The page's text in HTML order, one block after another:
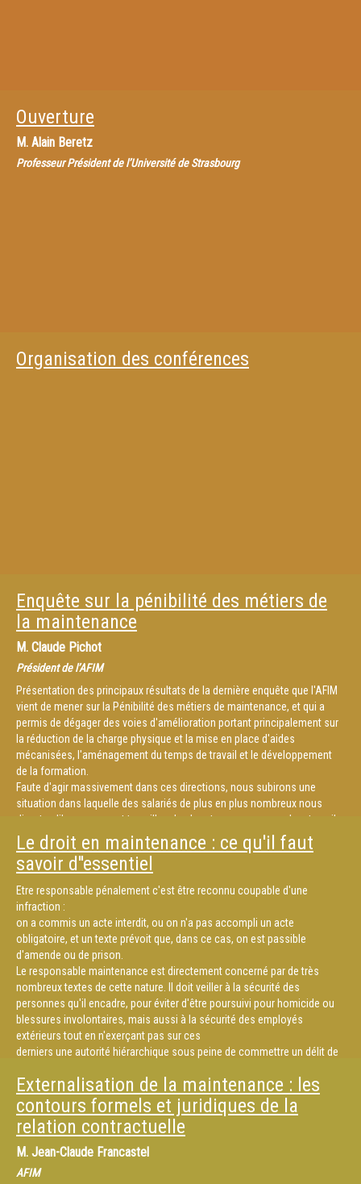
Ouverture
M. Alain Beretz
Professeur Président de l’Université de Strasbourg
Organisation des conférences
Enquête sur la pénibilité des métiers de
la maintenance
M. Claude Pichot
Président de l’AFIM
Présentation des principaux résultats de la dernière enquête que l'AFIM
vient de mener sur la Pénibilité des métiers de maintenance, et qui a
permis de dégager des voies d'amélioration portant principalement sur
la réduction de la charge physique et la mise en place d'aides
mécanisées, l'aménagement du temps de travail et le développement
de la formation.
Faute d'agir massivement dans ces directions, nous subirons une
situation dans laquelle des salariés de plus en plus nombreux nous
diront qu'ils ne pourront travailler plus longtemps parce que leur travail
est pénible, dangereux et salissant... et nous nous ne sommes pas sûr
d'avoir la relève suffisante pour palier leur "fonctionnement en mode
dégradé" ou les remplacer.
Le droit en maintenance : ce qu'il faut
savoir d''essentiel
Etre responsable pénalement c'est être reconnu coupable d'une
infraction :
on a commis un acte interdit, ou on n'a pas accompli un acte
obligatoire, et un texte prévoit que, dans ce cas, on est passible
d'amende ou de prison.
Le responsable maintenance est directement concerné par de très
nombreux textes de cette nature. Il doit veiller à la sécurité des
personnes qu'il encadre, pour éviter d'être poursuivi pour homicide ou
blessures involontaires, mais aussi à la sécurité des employés
extérieurs tout en n'exerçant pas sur ces
derniers une autorité hiérarchique sous peine de commettre un délit de
Externalisation de la maintenance : les
contours formels et juridiques de la
relation contractuelle
M. Jean-Claude Francastel
AFIM